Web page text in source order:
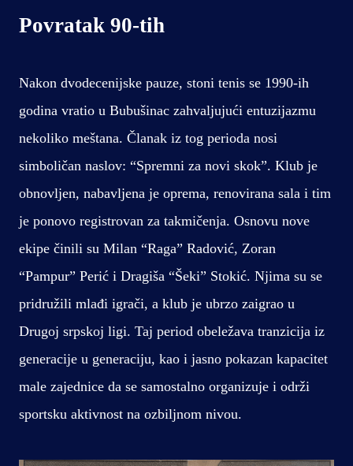
Povratak 90-tih
Nakon dvodecenijske pauze, stoni tenis se 1990-ih
godina vratio u Bubušinac zahvaljujući entuzijazmu
nekoliko meštana. Članak iz tog perioda nosi
simboličan naslov: “Spremni za novi skok”. Klub je
obnovljen, nabavljena je oprema, renovirana sala i tim
je ponovo registrovan za takmičenja. Osnovu nove
ekipe činili su Milan “Raga” Radović, Zoran
“Pampur” Perić i Dragiša “Šeki” Stokić. Njima su se
pridružili mlađi igrači, a klub je ubrzo zaigrao u
Drugoj srpskoj ligi. Taj period obeležava tranzicija iz
generacije u generaciju, kao i jasno pokazan kapacitet
male zajednice da se samostalno organizuje i održi
sportsku aktivnost na ozbiljnom nivou.